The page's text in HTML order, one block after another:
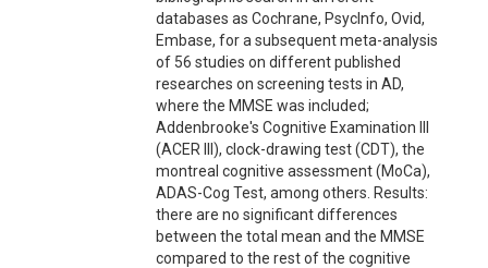
databases as Cochrane, PsycInfo, Ovid,
Embase, for a subsequent meta-analysis
of 56 studies on different published
researches on screening tests in AD,
where the MMSE was included;
Addenbrooke's Cognitive Examination III
(ACER III), clock-drawing test (CDT), the
montreal cognitive assessment (MoCa),
ADAS-Cog Test, among others. Results:
there are no significant differences
between the total mean and the MMSE
compared to the rest of the cognitive